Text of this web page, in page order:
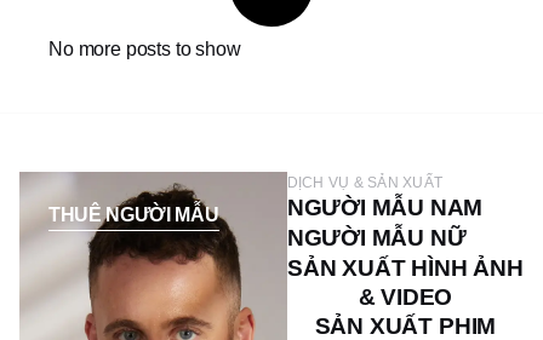
No more posts to show
THUÊ NGƯỜI MẪU
DỊCH VỤ & SẢN XUẤT
NGƯỜI MẪU NAM
NGƯỜI MẪU NỮ
SẢN XUẤT HÌNH ẢNH
& VIDEO
SẢN XUẤT PHIM